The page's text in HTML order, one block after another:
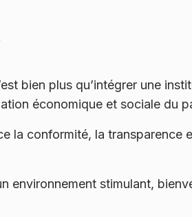
bien plus qu’intégrer une
économique et sociale du
la conformité, la transparence
stimulant,